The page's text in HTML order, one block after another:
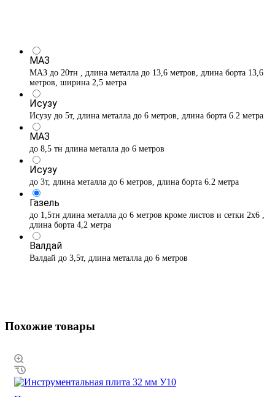
МАЗ
МАЗ до 20тн , длина металла до 13,6 метров, длина борта 13,6
метров, ширина 2,5 метра
Исузу
Исузу до 5т, длина металла до 6 метров, длина борта 6.2 метра
МАЗ
до 8,5 тн длина металла до 6 метров
Исузу
до 3т, длина металла до 6 метров, длина борта 6.2 метра
Газель
до 1,5тн длина металла до 6 метров кроме листов и сетки 2х6 ,
длина борта 4,2 метра
Валдай
Валдай до 3,5т, длина металла до 6 метров
Похожие товары